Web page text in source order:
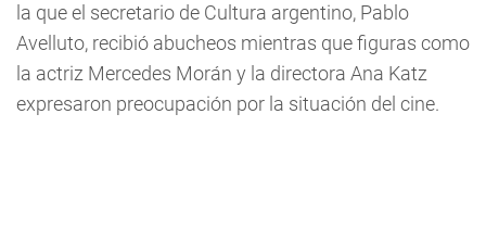
la que el secretario de Cultura argentino, Pablo
Avelluto, recibió abucheos mientras que figuras como
la actriz Mercedes Morán y la directora Ana Katz
expresaron preocupación por la situación del cine.